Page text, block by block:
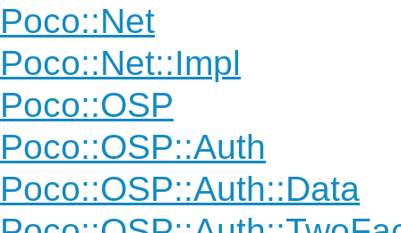
Poco::Net
Poco::Net::Impl
Poco::OSP
Poco::OSP::Auth
Poco::OSP::Auth::Data